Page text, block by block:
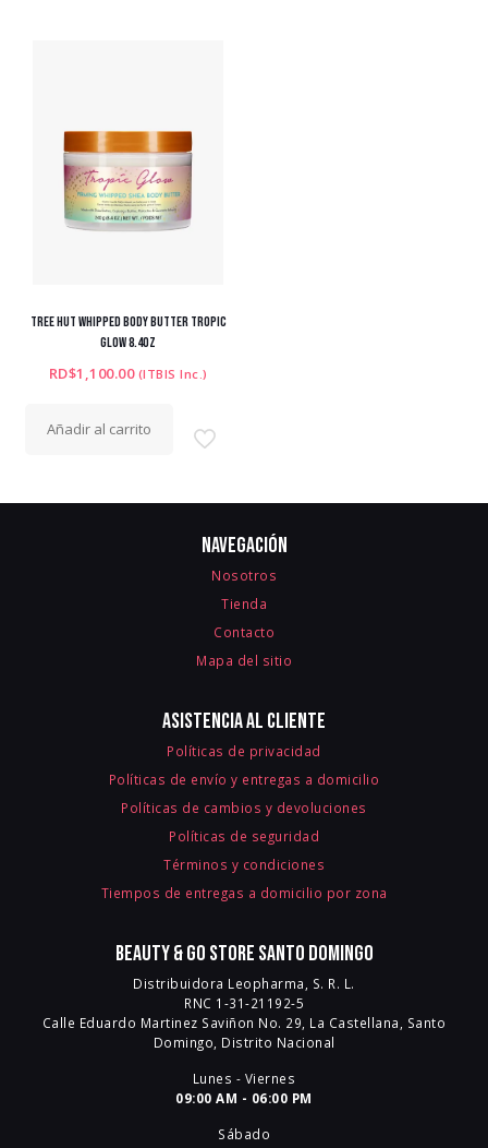
TREE HUT WHIPPED BODY BUTTER TROPIC
GLOW 8.4OZ
RD$1,100.00 (ITBIS Inc.)
Añadir al carrito
Navegación
Nosotros
Tienda
Contacto
Mapa del sitio
Asistencia al cliente
Políticas de privacidad
Políticas de envío y entregas a domicilio
Políticas de cambios y devoluciones
Políticas de seguridad
Términos y condiciones
Tiempos de entregas a domicilio por zona
Beauty & Go Store Santo Domingo
Distribuidora Leopharma, S. R. L.
RNC 1-31-21192-5
Calle Eduardo Martinez Saviñon No. 29, La Castellana, Santo
Domingo, Distrito Nacional
Lunes - Viernes
09:00 AM - 06:00 PM
Sábado